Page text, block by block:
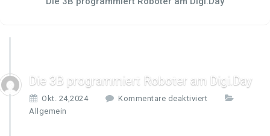
Die 3B programmiert Roboter am Digi.Day
Okt. 24,2024 Kommentare deaktiviert
Allgemein